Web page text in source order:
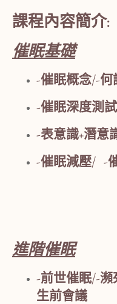
課程內容簡介:
催眠基礎
-催眠概念/-何
-催眠深度測
-表意識+潛意
-催眠減壓/ -
進階催眠
-前世催眠/-
生前會議